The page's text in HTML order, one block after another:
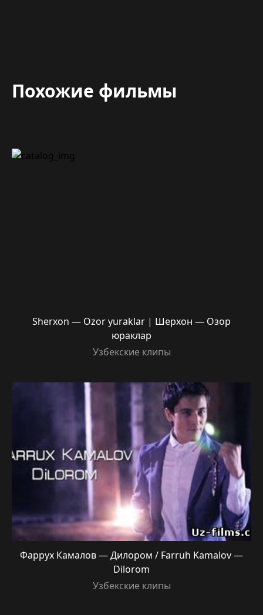
Похожие фильмы
Sherxon — Ozor yuraklar | Шерхон — Озор
юраклар
Узбекские клипы
Фаррух Камалов — Дилором / Farruh Kamalov —
Dilorom
Узбекские клипы